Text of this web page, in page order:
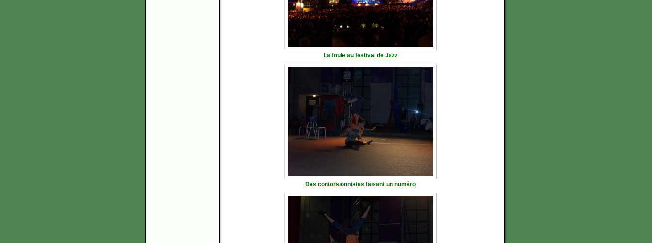
La foule au festival de Jazz
Des contorsionnistes faisant un numéro